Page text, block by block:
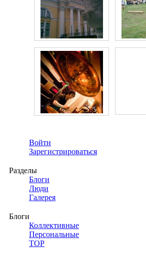
Войти
Зарегистрироваться
Разделы
Блоги
Люди
Галерея
Блоги
Коллективные
Персональные
TOP